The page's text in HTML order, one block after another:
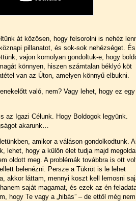
át közösen, hogy felsorolni is nehéz
pillanatot, és sok-sok nehézséget. És
vajon komolyan gondoltuk-e, hogy
könnyen, hiszen számtalan béklyó köt
van az Úton, amelyen könnyű elbukni.
való, nem? Vagy lehet, hogy ez egy
az Igazi Célunk. Hogy Boldogok legyünk.
akarunk…
amikor a váláson gondolkodtunk.
lehet, hogy a külön élet tudja majd
oldott meg. A problémák továbbra is ott
belenézni. Persze a Tükröt is le lehet
akkor láttam, mennyi koszt kell lemosni
saját magamat, és ezek az én
hogy Te vagy a „hibás” – de ettől még nem